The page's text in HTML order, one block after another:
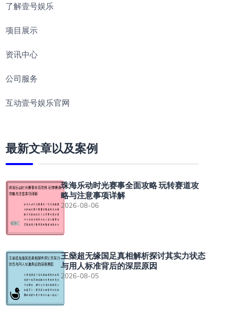
了解壹号娱乐
项目展示
资讯中心
公司服务
互动壹号娱乐官网
最新文章以及案例
珠海乐动时光赛事全面攻略 玩转赛道攻
略与注意事项详解
2026-08-06
王燊超无缘国足真相解析探讨其实力状态
与用人标准背后的深层原因
2026-08-05